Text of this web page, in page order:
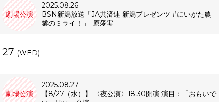
劇場公演
2025.08.26
BSN新潟放送「JA共済連 新潟プレゼンツ #にいがた農
業のミライ！」_原愛実
27 (WED)
劇場公演
2025.08.27
【8/27（水）】 〈夜公演〉18:30開演 演目：「おもいで